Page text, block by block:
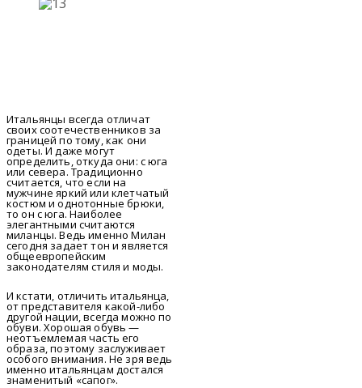
Итальянцы всегда отличат
своих соотечественников за
границей по тому, как они
одеты. И даже могут
определить, откуда они: с юга
или севера. Традиционно
считается, что если на
мужчине яркий или клетчатый
костюм и однотонные брюки,
то он с юга. Наиболее
элегантными считаются
миланцы. Ведь именно Милан
сегодня задает тон и является
общеевропейским
законодателям стиля и моды.
И кстати, отличить итальянца,
от представителя какой-либо
другой нации, всегда можно по
обуви. Хорошая обувь —
неотъемлемая часть его
образа, поэтому заслуживает
особого внимания. Не зря ведь
именно итальянцам достался
знаменитый «сапог».